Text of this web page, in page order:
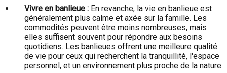
Vivre en banlieue : En revanche, la vie en banlieue est
généralement plus calme et axée sur la famille. Les
commodités peuvent être moins nombreuses, mais
elles suffisent souvent pour répondre aux besoins
quotidiens. Les banlieues offrent une meilleure qualité
de vie pour ceux qui recherchent la tranquillité, l'espace
personnel, et un environnement plus proche de la nature.